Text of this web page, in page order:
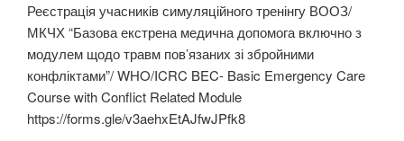
Реєстрація учасників симуляційного тренінгу ВООЗ/
МКЧХ “Базова екстрена медична допомога включно з
модулем щодо травм пов’язаних зі збройними
конфліктами”/ WHO/ICRC BEC- Basic Emergency Care
Course with Conflict Related Module
https://forms.gle/v3aehxEtAJfwJPfk8